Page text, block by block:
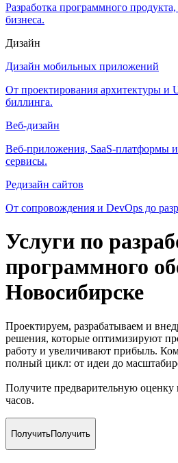
Разработка программного
бизнеса.
Дизайн
Дизайн мобильных приложений
От проектирования архитектуры и
биллинга.
Веб-дизайн
Веб-приложения, SaaS-платформы
сервисы.
Редизайн сайтов
От сопровождения и DevOps до
Услуги по
программного
Новосибирске
Проектируем, разрабатываем и
решения, которые оптимизируют
работу и увеличивают прибыль.
полный цикл: от идеи до
Получите предварительную оценку
часов.
ПолучитьПолучить